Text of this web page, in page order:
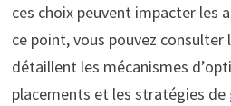
ces choix peuvent impacter les
ce point, vous pouvez consulter
détaillent les mécanismes
placements et les stratégies de